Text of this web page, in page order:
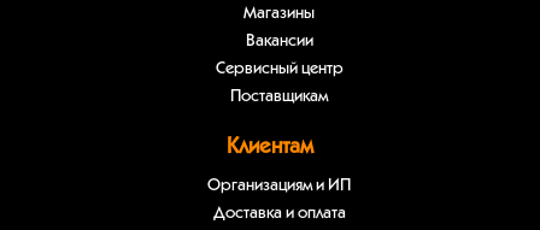
Магазины
Вакансии
Сервисный центр
Поставщикам
Клиентам
Организациям и ИП
Доставка и оплата